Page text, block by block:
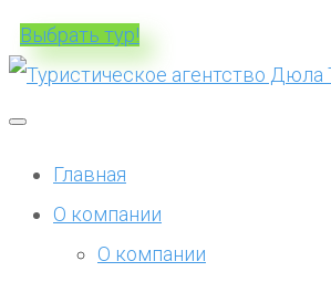
Выбрать тур!
Главная
О компании
О компании